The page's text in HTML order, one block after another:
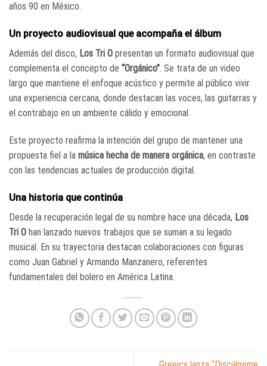
años 90 en México.
Un proyecto audiovisual que acompaña el álbum
Además del disco, Los Tri O presentan un formato audiovisual que
complementa el concepto de “Orgánico”. Se trata de un video
largo que mantiene el enfoque acústico y permite al público vivir
una experiencia cercana, donde destacan las voces, las guitarras y
el contrabajo en un ambiente cálido y emocional.
Este proyecto reafirma la intención del grupo de mantener una
propuesta fiel a la música hecha de manera orgánica, en contraste
con las tendencias actuales de producción digital.
Una historia que continúa
Desde la recuperación legal de su nombre hace una década, Los
Tri O han lanzado nuevos trabajos que se suman a su legado
musical. En su trayectoria destacan colaboraciones con figuras
como Juan Gabriel y Armando Manzanero, referentes
fundamentales del bolero en América Latina.